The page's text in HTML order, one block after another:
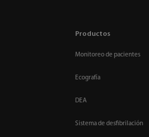
Productos
Monitoreo de pacientes
Ecografía
DEA
Sistema de desfibrilación